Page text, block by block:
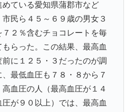
ている愛知県蒲郡市など
民ら４５～６９歳の男女３
７２％含むチョコレートを毎
らった。この結果、最高血
に１２５・３だったのが調
最低血圧も７８・８から７
高血圧の人（最高血圧が１４
が９０以上）では、最高血